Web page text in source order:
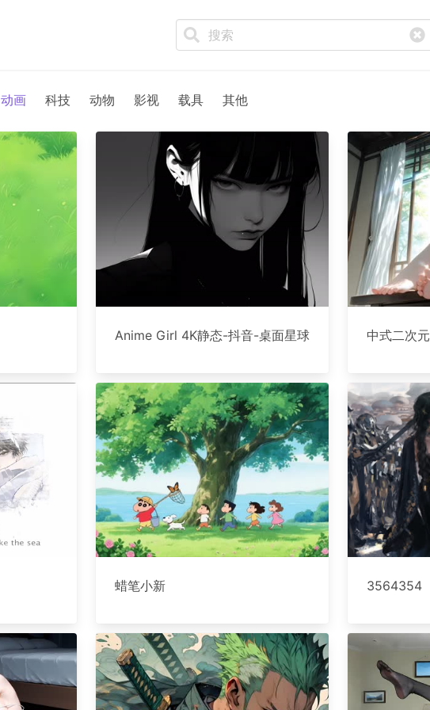
动画 科技 动物 影视 载具 其他
Anime Girl 4K静态-抖音-桌面星球 中式二次元
蜡笔小新 3564354